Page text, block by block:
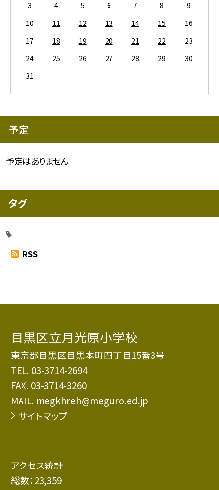
3
4 5 6 7 8
9
10
11 12 13 14 15
16
17
18 19 20 21 22
23
24
25 26 27 28 29
30
31
予定
予定はありません
タグ
RSS
目黒区立月光原小学校
東京都目黒区目黒本町四丁目15番3号
TEL. 03-3714-2694
FAX. 03-3714-3260
MAIL. megkhreh@meguro.ed.jp
サイトマップ
アクセス統計
総数：23,359